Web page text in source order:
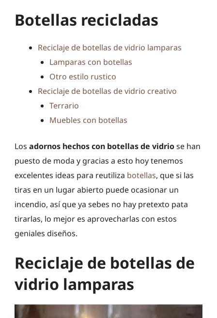
Botellas recicladas
Reciclaje de botellas de vidrio lamparas
Lamparas con botellas
Otro estilo rustico
Reciclaje de botellas de vidrio creativo
Terrario
Muebles con botellas
Los adornos hechos con botellas de vidriose han
puesto de moda y gracias a esto hoy tenemos
excelentes ideas para reutiliza botellas, que si las
tiras en un lugar abierto puede ocasionar un
incendio, así que ya sebes no hay pretexto pata
tirarlas, lo mejor es aprovecharlas con estos
geniales diseños.
Reciclaje de botellas de
vidrio lamparas